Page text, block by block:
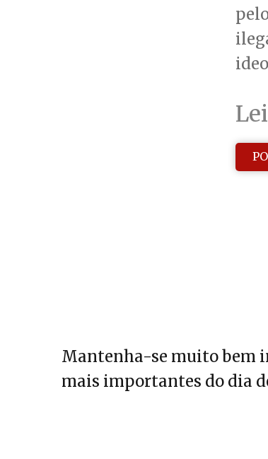
Mantenha-se muito bem
mais importantes do dia